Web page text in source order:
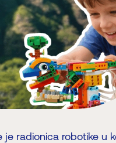
je radionica robotike u